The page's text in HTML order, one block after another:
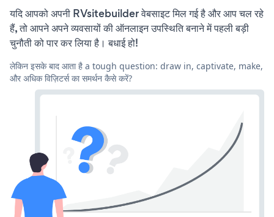
यदि आपको अपनी RVsitebuilder वेबसाइट मिल गई है और आप चल रहे
हैं, तो आपने अपने व्यवसायों की ऑनलाइन उपस्थिति बनाने में पहली बड़ी
चुनौती को पार कर लिया है। बधाई हो!
लेकिन इसके बाद आता है a tough question: draw in, captivate, make,
और अधिक विज़िटर्स का समर्थन कैसे करें?